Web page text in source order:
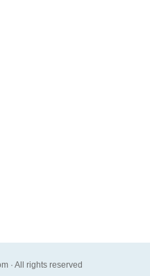
· All rights reserved